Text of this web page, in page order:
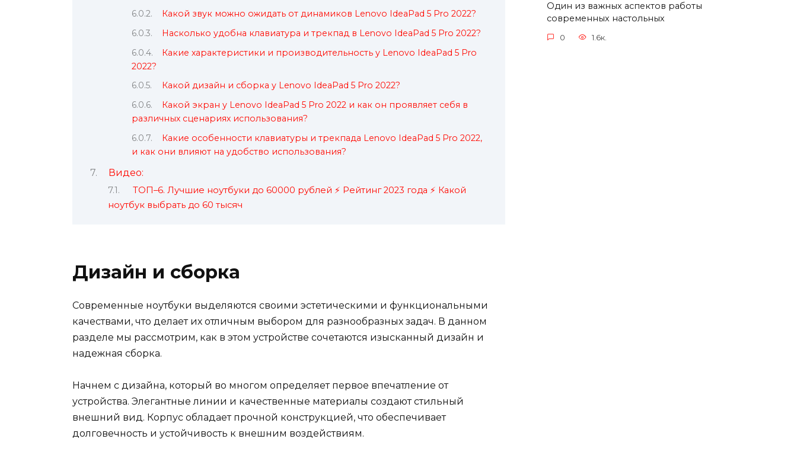
Какой звук можно ожидать от динамиков Lenovo IdeaPad 5 Pro 2022?
Насколько удобна клавиатура и трекпад в Lenovo IdeaPad 5 Pro 2022?
Какие характеристики и производительность у Lenovo IdeaPad 5 Pro
2022?
Какой дизайн и сборка у Lenovo IdeaPad 5 Pro 2022?
Какой экран у Lenovo IdeaPad 5 Pro 2022 и как он проявляет себя в
различных сценариях использования?
Какие особенности клавиатуры и трекпада Lenovo IdeaPad 5 Pro 2022,
и как они влияют на удобство использования?
Видео:
ТОП–6. Лучшие ноутбуки до 60000 рублей ⚡ Рейтинг 2023 года ⚡ Какой
ноутбук выбрать до 60 тысяч
Дизайн и сборка
Современные ноутбуки выделяются своими эстетическими и функциональными
качествами, что делает их отличным выбором для разнообразных задач. В данном
разделе мы рассмотрим, как в этом устройстве сочетаются изысканный дизайн и
надежная сборка.
Начнем с дизайна, который во многом определяет первое впечатление от
устройства. Элегантные линии и качественные материалы создают стильный
внешний вид. Корпус обладает прочной конструкцией, что обеспечивает
долговечность и устойчивость к внешним воздействиям.
Один из важных аспектов работы
современных настольных
0 1.6к.